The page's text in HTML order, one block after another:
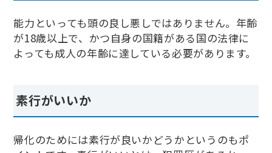
能力といっても頭の良し悪しではありません。年齢
が18歳以上で、かつ自身の国籍がある国の法律に
よっても成人の年齢に達している必要があります。
素行がいいか
帰化のためには素行が良いかどうかというのもポ